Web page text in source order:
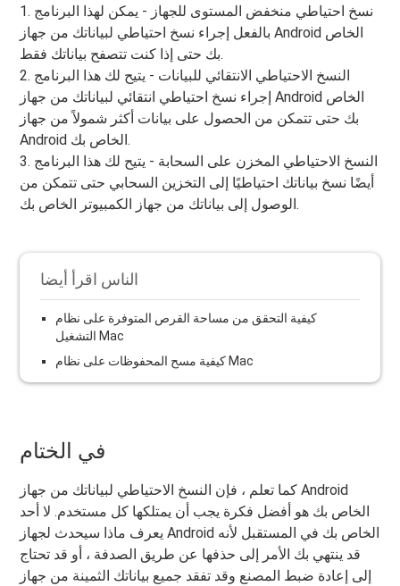
1. نسخ احتياطي منخفض المستوى للجهاز - يمكن لهذا البرنامج
بالفعل إجراء نسخ احتياطي لبياناتك من جهاز Android الخاص
بك حتى إذا كنت تتصفح بياناتك فقط.
2. النسخ الاحتياطي الانتقائي للبيانات - يتيح لك هذا البرنامج
إجراء نسخ احتياطي انتقائي لبياناتك من جهاز Android الخاص
بك حتى تتمكن من الحصول على بيانات أكثر شمولاً من جهاز
Android الخاص بك.
3. النسخ الاحتياطي المخزن على السحابة - يتيح لك هذا البرنامج
أيضًا نسخ بياناتك احتياطيًا إلى التخزين السحابي حتى تتمكن من
الوصول إلى بياناتك من جهاز الكمبيوتر الخاص بك.
الناس اقرأ أيضا
كيفية التحقق من مساحة القرص المتوفرة على نظام
التشغيل Mac
كيفية مسح المحفوظات على نظام Mac
في الختام
كما تعلم ، فإن النسخ الاحتياطي لبياناتك من جهاز Android
الخاص بك هو أفضل فكرة يجب أن يمتلكها كل مستخدم. لا أحد
يعرف ماذا سيحدث لجهاز Android الخاص بك في المستقبل لأنه
قد ينتهي بك الأمر إلى حذفها عن طريق الصدفة ، أو قد تحتاج
إلى إعادة ضبط المصنع وقد تفقد جميع بياناتك الثمينة من جهاز